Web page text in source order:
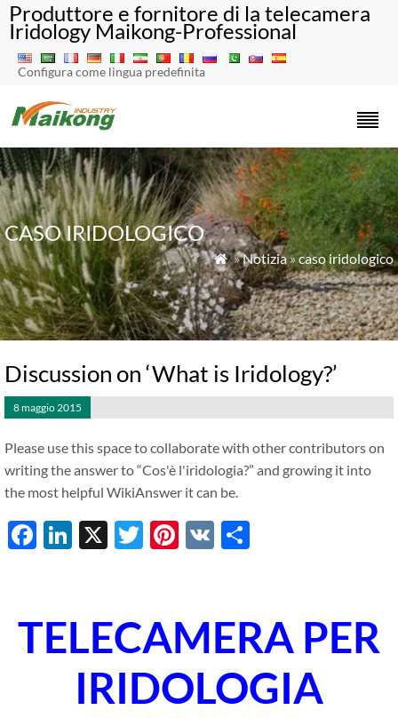
Produttore e fornitore di la telecamera
Iridology Maikong-Professional
Configura come lingua predefinita
CASO IRIDOLOGICO
 »Notizia»caso iridologico
Discussion on ‘What is Iridology?’
8 maggio 2015
Please use this space to collaborate with other contributors on
writing the answer to“Cos'è l'iridologia?” and growing it into
the most helpful WikiAnswer it can be.
Facebook
LinkedIn
X Twitter
Pinterest
VK
TELECAMERA PER
IRIDOLOGIA